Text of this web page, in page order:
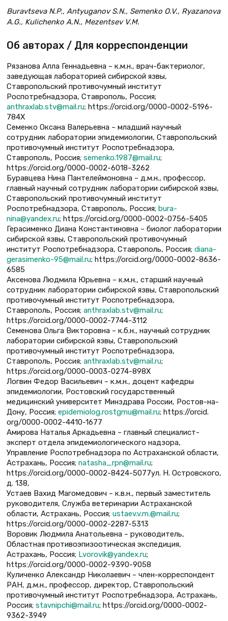
Buravtseva N.P., Antyuganov S.N., Semenko O.V., Ryazanova
A.G., Kulichenko A.N., Mezentsev V.M.
Об авторах / Для корреспонденции
Рязанова Алла Геннадьевна – к.м.н., врач-бактериолог,
заведующая лабораторией сибирской язвы,
Ставропольский противочумный институт
Роспотребнадзора, Ставрополь, Россия;
anthraxlab.stv@mail.ru; https://orcid.org/0000-0002-5196-
784X
Семенко Оксана Валерьевна – младший научный
сотрудник лаборатории эпидемиологии, Ставропольский
противочумный институт Роспотребнадзора,
Ставрополь, Россия; semenko.1987@mail.ru;
https://orcid.org/0000-0002-6018-3262
Буравцева Нина Пантелеймоновна – д.м.н., профессор,
главный научный сотрудник лаборатории сибирской язвы,
Ставропольский противочумный институт
Роспотребнадзора, Ставрополь, Россия; bura-
nina@yandex.ru; https://orcid.org/0000-0002-0756-5405
Герасименко Диана Константиновна – биолог лаборатории
сибирской язвы, Ставропольский противочумный
институт Роспотребнадзора, Ставрополь, Россия; diana-
gerasimenko-95@mail.ru; https://orcid.org/0000-0002-8636-
6585
Аксенова Людмила Юрьевна – к.м.н., старший научный
сотрудник лаборатории сибирской язвы, Ставропольский
противочумный институт Роспотребнадзора,
Ставрополь, Россия; anthraxlab.stv@mail.ru;
https://orcid.org/0000-0002-7744-3112
Семенова Ольга Викторовна – к.б.н., научный сотрудник
лаборатории сибирской язвы, Ставропольский
противочумный институт Роспотребнадзора,
Ставрополь, Россия; anthraxlab.stv@mail.ru;
https://orcid.org/0000-0003-0274-898X
Логвин Федор Васильевич – к.м.н., доцент кафедры
эпидемиологии, Ростовский государственный
медицинский университет Минздрава России, Ростов-на-
Дону, Россия; epidemiolog.rostgmu@mail.ru; https://orcid.
org/0000-0002-4410-1677
Амирова Наталья Аркадьевна – главный специалист-
эксперт отдела эпидемиологического надзора,
Управление Роспотребнадзора по Астраханской области,
Астрахань, Россия; natasha_rpn@mail.ru;
https://orcid.org/0000-0002-8424-5077ул. Н. Островского,
д. 138,
Устаев Вахид Магомедович – к.в.н., первый заместитель
руководителя, Служба ветеринарии Астраханской
области, Астрахань, Россия; ustaev.v.m.@mail.ru;
https://orcid.org/0000-0002-2287-5313
Воровик Людмила Анатольевна – руководитель,
Областная противоэпизоотическая экспедиция,
Астрахань, Россия; Lvorovik@yandex.ru;
https://orcid.org/0000-0002-9390-9058
Куличенко Александр Николаевич – член-корреспондент
РАН, д.м.н., профессор, директор, Ставропольский
противочумный институт Роспотребнадзора, Астрахань,
Россия; stavnipchi@mail.ru; https://orcid.org/0000-0002-
9362-3949